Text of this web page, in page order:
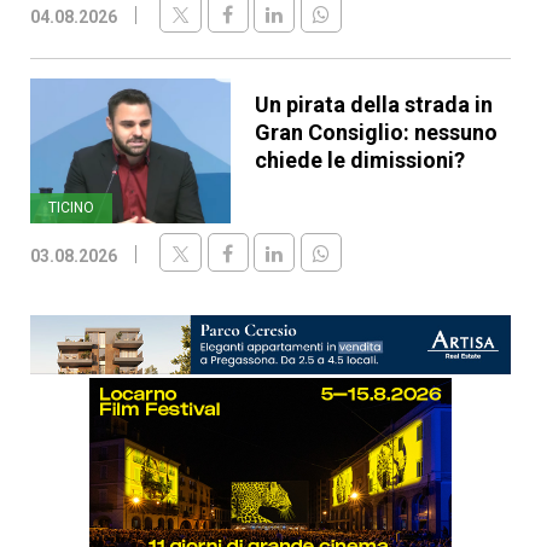
04.08.2026
TICINO
Un pirata della strada in
Gran Consiglio: nessuno
chiede le dimissioni?
03.08.2026